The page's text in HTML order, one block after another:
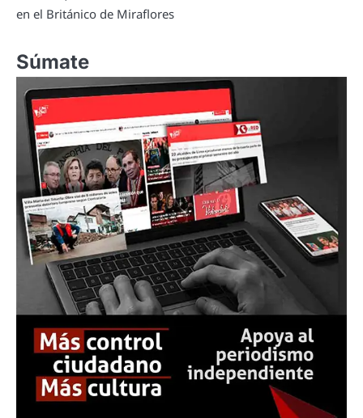
en el Británico de Miraflores
Súmate